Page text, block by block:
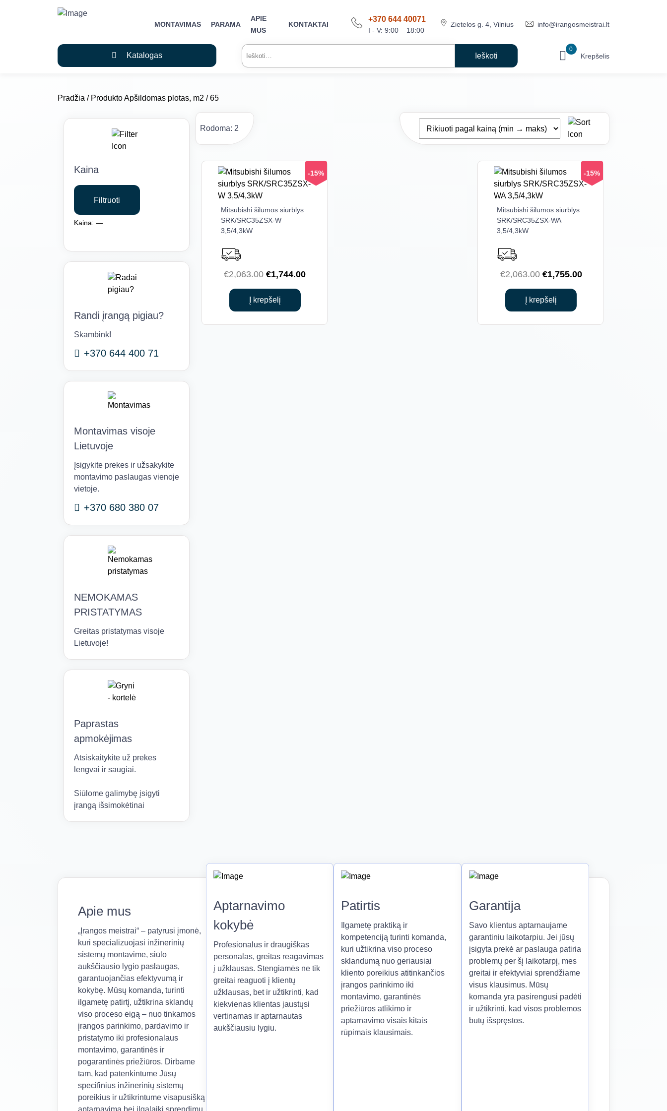
MONTAVIMAS PARAMA
APIE
MUS
KONTAKTAI
+370 644 40071
I - V: 9:00 – 18:00
Zietelos g. 4, Vilnius info@irangosmeistrai.lt
Katalogas
Ieškoti: 0
Krepšelis
Pradžia / Produkto Apšildomas plotas, m2 / 65
Kaina
Min
kaina
Maks
kaina
Filtruoti
Kaina: —
Randi įrangą pigiau?
Skambink!
+370 644 400 71
Montavimas visoje
Lietuvoje
Įsigykite prekes ir užsakykite
montavimo paslaugas vienoje
vietoje.
+370 680 380 07
NEMOKAMAS
PRISTATYMAS
Greitas pristatymas visoje
Lietuvoje!
Paprastas
apmokėjimas
Atsiskaitykite už prekes
lengvai ir saugiai.
Siūlome galimybę įsigyti
įrangą išsimokėtinai
Rodoma: 2
-15%
Mitsubishi šilumos siurblys
SRK/SRC35ZSX-W
3,5/4,3kW
€2,063.00 Original
price
was:
€2,063.00.
€1,744.00Current
Į krepšelį
-15%
Mitsubishi šilumos siurblys
SRK/SRC35ZSX-WA
3,5/4,3kW
€2,063.00 Original
price
was:
€2,063.00.
€1,755.00Current
Į krepšelį
Apie mus
„Įrangos meistrai“ – patyrusi įmonė,
kuri specializuojasi inžinerinių
sistemų montavime, siūlo
aukščiausio lygio paslaugas,
garantuojančias efektyvumą ir
kokybę. Mūsų komanda, turinti
ilgametę patirtį, užtikrina sklandų
viso proceso eigą – nuo tinkamos
įrangos parinkimo, pardavimo ir
pristatymo iki profesionalaus
montavimo, garantinės ir
pogarantinės priežiūros. Dirbame
tam, kad patenkintume Jūsų
specifinius inžinerinių sistemų
poreikius ir užtikrintume visapusišką
Aptarnavimo
kokybė
Profesionalus ir draugiškas
personalas, greitas reagavimas
į užklausas. Stengiamės ne tik
greitai reaguoti į klientų
užklausas, bet ir užtikrinti, kad
kiekvienas klientas jaustųsi
vertinamas ir aptarnautas
aukščiausiu lygiu.
Patirtis
Ilgametę praktiką ir
kompetenciją turinti komanda,
kuri užtikrina viso proceso
sklandumą nuo geriausiai
kliento poreikius atitinkančios
įrangos parinkimo iki
montavimo, garantinės
priežiūros atlikimo ir
aptarnavimo visais kitais
rūpimais klausimais.
Garantija
Savo klientus aptarnaujame
garantiniu laikotarpiu. Jei jūsų
įsigyta prekė ar paslauga patiria
problemų per šį laikotarpį, mes
greitai ir efektyviai sprendžiame
visus klausimus. Mūsų
komanda yra pasirengusi padėti
ir užtikrinti, kad visos problemos
būtų išspręstos.